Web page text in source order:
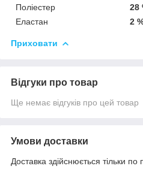
Поліестер
28
Еластан
2
Приховати
Відгуки про товар
Ще немає відгуків про цей товар
Умови доставки
Доставка здійснюється тільки по